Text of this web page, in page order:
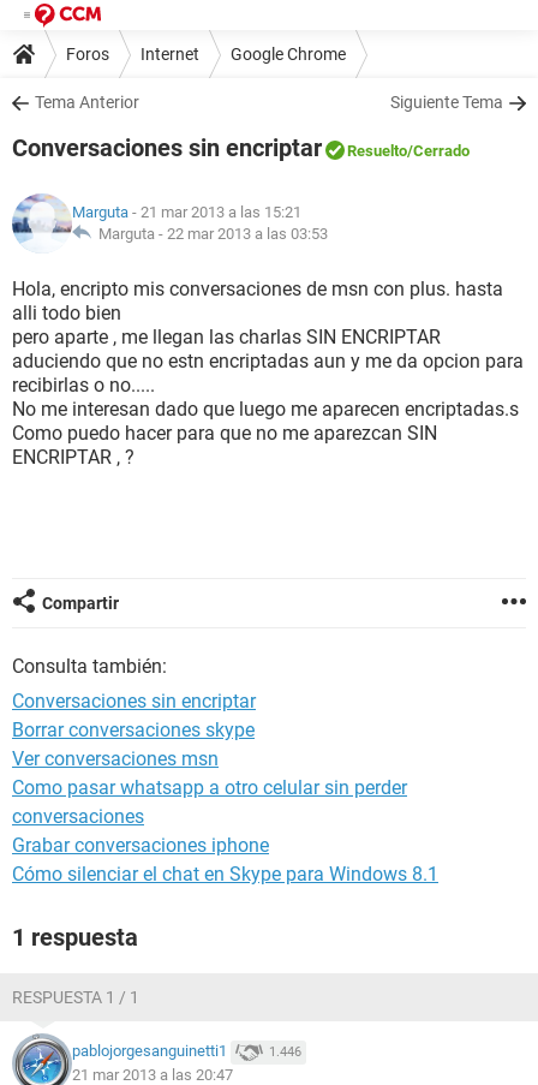
Foros Internet Google Chrome
Tema Anterior Siguiente Tema
Conversaciones sin encriptar Resuelto/Cerrado
Marguta - 21 mar 2013 a las 15:21
Marguta - 22 mar 2013 a las 03:53
Hola, encripto mis conversaciones de msn con plus. hasta
alli todo bien
pero aparte , me llegan las charlas SIN ENCRIPTAR
aduciendo que no estn encriptadas aun y me da opcion para
recibirlas o no.....
No me interesan dado que luego me aparecen encriptadas.s
Como puedo hacer para que no me aparezcan SIN
ENCRIPTAR , ?
Compartir
Consulta también:
Conversaciones sin encriptar
Borrar conversaciones skype
Ver conversaciones msn
Como pasar whatsapp a otro celular sin perder
conversaciones
Grabar conversaciones iphone
Cómo silenciar el chat en Skype para Windows 8.1
1 respuesta
RESPUESTA 1 / 1
pablojorgesanguinetti1 1.446
21 mar 2013 a las 20:47